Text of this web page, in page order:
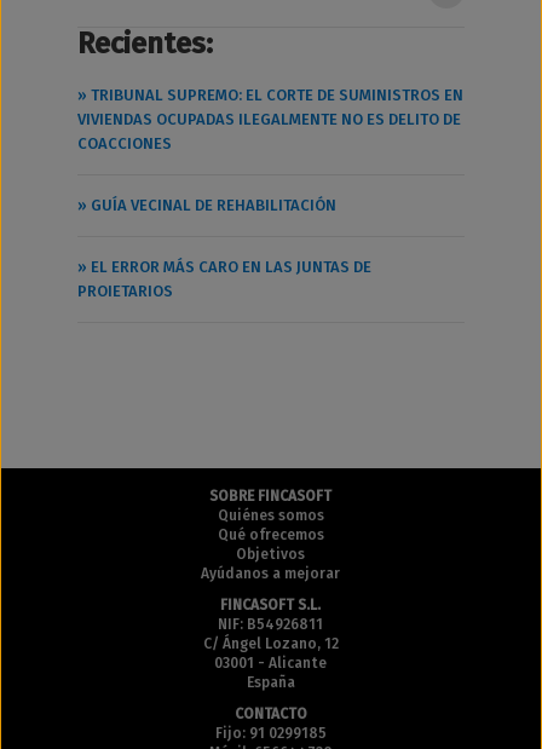
Recientes:
» TRIBUNAL SUPREMO: EL CORTE DE SUMINISTROS EN
VIVIENDAS OCUPADAS ILEGALMENTE NO ES DELITO DE
COACCIONES
» GUÍA VECINAL DE REHABILITACIÓN
» EL ERROR MÁS CARO EN LAS JUNTAS DE
PROIETARIOS
SOBRE FINCASOFT
Quiénes somos
Qué ofrecemos
Objetivos
Ayúdanos a mejorar
FINCASOFT S.L.
NIF: B54926811
C/ Ángel Lozano, 12
03001 - Alicante
España
CONTACTO
Fijo: 91 0299185